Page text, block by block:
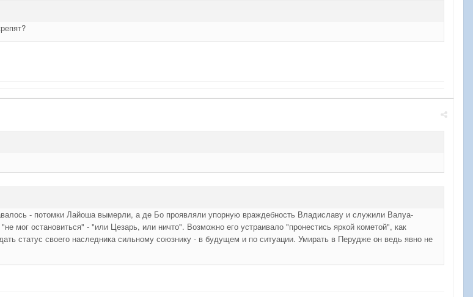
- потомки Лайоша вымерли, а де Бо проявляли упорную враждебность Владиславу и служили Валуа-
мог остановиться" - "или Цезарь, или ничто". Возможно его устраивало "пронестись яркой кометой", как
статус своего наследника сильному союзнику - в будущем и по ситуации. Умирать в Перудже он ведь явно не